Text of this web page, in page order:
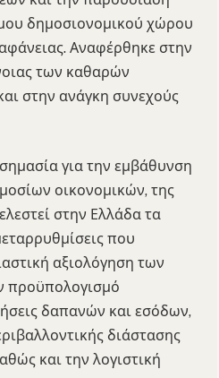
δημοσιονομικού χώρου
Αναφέρθηκε στην
των καθαρών
στην ανάγκη συνεχούς
για την εμβάθυνση
οικονομικών, της
στην Ελλάδα τα
που
αξιολόγηση των
προϋπολογισμό
δαπανών και εσόδων,
διάστασης
και την λογιστική